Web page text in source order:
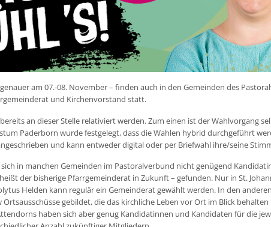
am 07.-08. November – finden auch in den Gemeinden des
und Kirchenvorstand statt.
bereits an dieser Stelle relativiert werden. Zum einen ist der Wahlvorgang
Paderborn wurde festgelegt, dass die Wahlen hybrid durchgeführt
und kann entweder digital oder per Briefwahl ihre/seine
in manchen Gemeinden im Pastoralverbund nicht genügend
der bisherige Pfarrgemeinderat in Zukunft – gefunden. Nur in St.
Helden kann regulär ein Gemeinderat gewählt werden. In den
Ortsausschüsse gebildet, die das kirchliche Leben vor Ort im Blick
haben sich aber genug Kandidatinnen und Kandidaten für die